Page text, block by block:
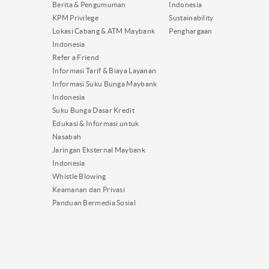
Berita & Pengumuman
KPM Privilege
Lokasi Cabang & ATM Maybank
Indonesia
Refer a Friend
Informasi Tarif & Biaya Layanan
Informasi Suku Bunga Maybank
Indonesia
Suku Bunga Dasar Kredit
Edukasi & Informasi untuk
Nasabah
Jaringan Eksternal Maybank
Indonesia
Whistle Blowing
Keamanan dan Privasi
Panduan Bermedia Sosial
Indonesia
Sustainability
Penghargaan